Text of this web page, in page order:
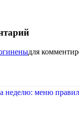
для